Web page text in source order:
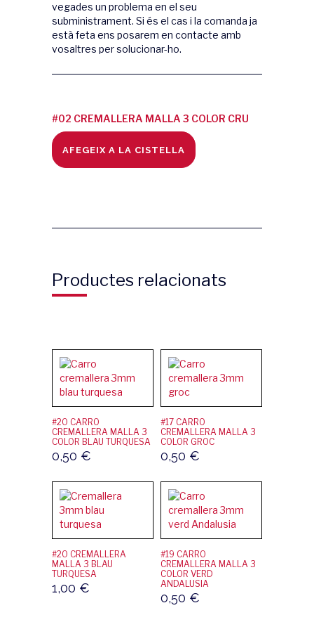
vegades un problema en el seu
subministrament. Si és el cas i la comanda ja
està feta ens posarem en contacte amb
vosaltres per solucionar-ho.
#02 CREMALLERA MALLA 3 COLOR CRU
quantity
AFEGEIX A LA CISTELLA
Productes relacionats
#20 CARRO
CREMALLERA MALLA 3
COLOR BLAU TURQUESA
0,50 €
#17 CARRO
CREMALLERA MALLA 3
COLOR GROC
0,50 €
#20 CREMALLERA
MALLA 3 BLAU
TURQUESA
1,00 €
#19 CARRO
CREMALLERA MALLA 3
COLOR VERD
ANDALUSIA
0,50 €